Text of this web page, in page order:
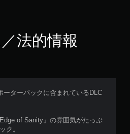
法的情報
ーターパックに含まれているDLC
of Sanity』の雰囲気がたっぷ
ク。